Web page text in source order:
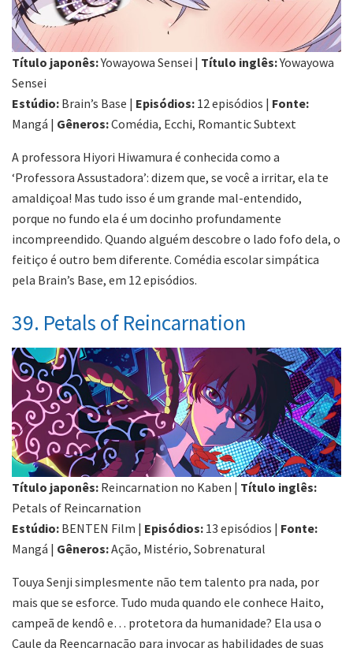
Título japonês:Yowayowa Sensei | Título inglês:Yowayowa
Sensei
Estúdio: Brain’s Base | Episódios: 12 episódios | Fonte:
Mangá | Gêneros:Comédia, Ecchi, Romantic Subtext
A professora Hiyori Hiwamura é conhecida como a
‘Professora Assustadora’: dizem que, se você a irritar, ela te
amaldiçoa! Mas tudo isso é um grande mal-entendido,
porque no fundo ela é um docinho profundamente
incompreendido. Quando alguém descobre o lado fofo dela, o
feitiço é outro bem diferente. Comédia escolar simpática
pela Brain’s Base, em 12 episódios.
39. Petals of Reincarnation
Título japonês: Reincarnation no Kaben | Título inglês:
Petals of Reincarnation
Estúdio: BENTEN Film | Episódios: 13 episódios | Fonte:
Mangá | Gêneros:Ação, Mistério, Sobrenatural
Touya Senji simplesmente não tem talento pra nada, por
mais que se esforce. Tudo muda quando ele conhece Haito,
campeã de kendô e… protetora da humanidade? Ela usa o
Caule da Reencarnação para invocar as habilidades de suas